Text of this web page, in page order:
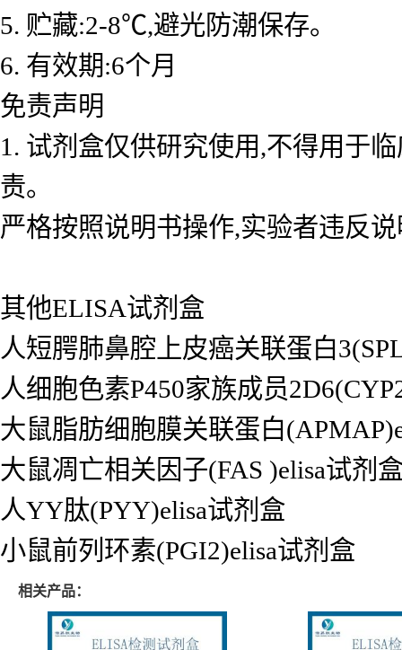
5. 贮藏:2-8℃,避光防潮保存。
6. 有效期:6个月
免责声明
1. 试剂盒仅供研究使用,不得用于
责。
严格按照说明书操作,实验者违反
其他ELISA试剂盒
人短腭肺鼻腔上皮癌关联蛋白
人细胞色素P450家族成员
大鼠脂肪细胞膜关联蛋白
大鼠凋亡相关因子(FAS )elisa试剂
人YY肽(PYY)elisa试剂盒
小鼠前列环素(PGI2)elisa试剂盒
相关产品：